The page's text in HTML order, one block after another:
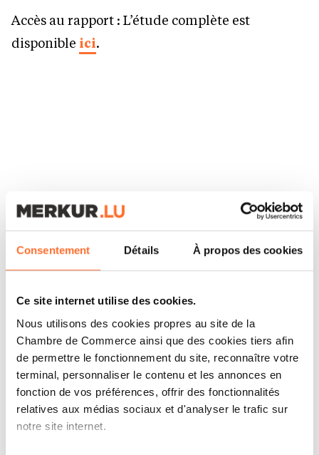
Consentement Détails À propos des cookies
Ce site internet utilise des cookies.
Nous utilisons des cookies propres au site de la
Chambre de Commerce ainsi que des cookies tiers afin
de permettre le fonctionnement du site, reconnaître votre
terminal, personnaliser le contenu et les annonces en
fonction de vos préférences, offrir des fonctionnalités
relatives aux médias sociaux et d'analyser le trafic sur
notre site internet.
Accès au rapport : L’étude complète est
disponible ici.
ARTICLES ASSOCIÉS